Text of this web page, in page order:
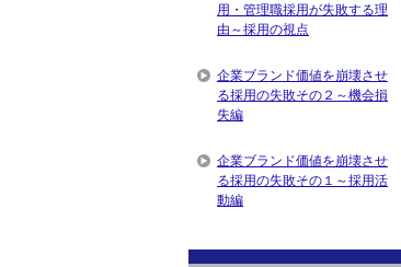
用・管理職採用が失敗する理
由～採用の視点
企業ブランド価値を崩壊させ
る採用の失敗その２～機会損
失編
企業ブランド価値を崩壊させ
る採用の失敗その１～採用活
動編